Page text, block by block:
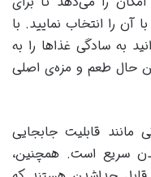
آن را انتخاب نمایید. با
به سادگی غذاها را به
حال طعم و مزه‌ی اصلی
مانند قابلیت جابجایی
سریع است. همچنین،